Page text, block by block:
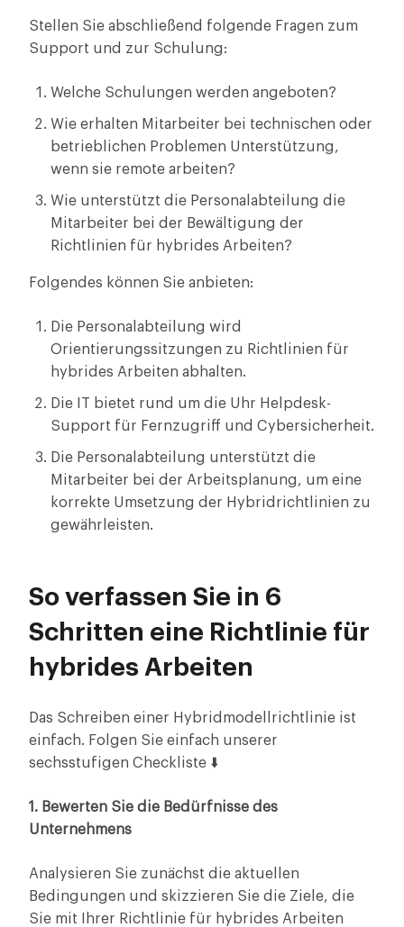
Stellen Sie abschließend folgende Fragen zum
Support und zur Schulung:
Welche Schulungen werden angeboten?
Wie erhalten Mitarbeiter bei technischen oder
betrieblichen Problemen Unterstützung,
wenn sie remote arbeiten?
Wie unterstützt die Personalabteilung die
Mitarbeiter bei der Bewältigung der
Richtlinien für hybrides Arbeiten?
Folgendes können Sie anbieten:
Die Personalabteilung wird
Orientierungssitzungen zu Richtlinien für
hybrides Arbeiten abhalten.
Die IT bietet rund um die Uhr Helpdesk-
Support für Fernzugriff und Cybersicherheit.
Die Personalabteilung unterstützt die
Mitarbeiter bei der Arbeitsplanung, um eine
korrekte Umsetzung der Hybridrichtlinien zu
gewährleisten.
So verfassen Sie in 6
Schritten eine Richtlinie für
hybrides Arbeiten
Das Schreiben einer Hybridmodellrichtlinie ist
einfach. Folgen Sie einfach unserer
sechsstufigen Checkliste ⬇️
1. Bewerten Sie die Bedürfnisse des
Unternehmens
Analysieren Sie zunächst die aktuellen
Bedingungen und skizzieren Sie die Ziele, die
Sie mit Ihrer Richtlinie für hybrides Arbeiten